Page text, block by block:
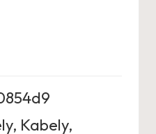
, Kabely,